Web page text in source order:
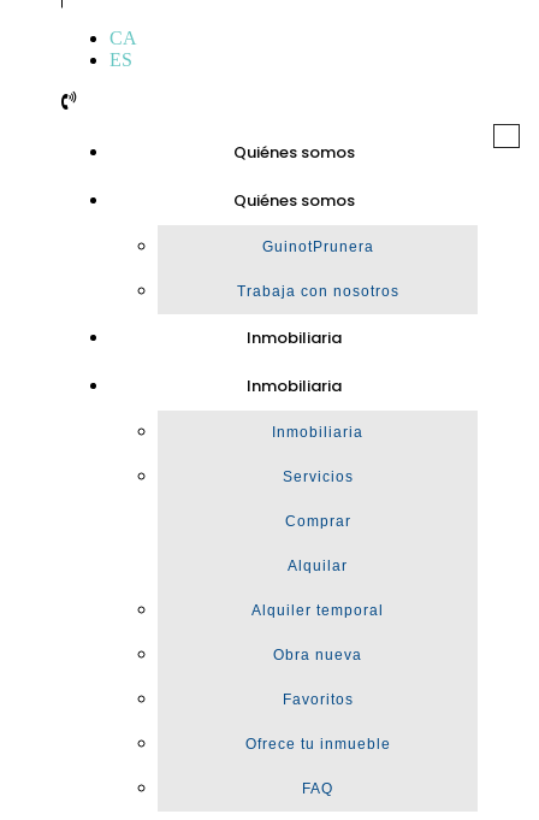
CA
ES
Quiénes somos
Quiénes somos
GuinotPrunera
Trabaja con nosotros
Inmobiliaria
Inmobiliaria
Inmobiliaria
Servicios
Comprar
Alquilar
Alquiler temporal
Obra nueva
Favoritos
Ofrece tu inmueble
FAQ